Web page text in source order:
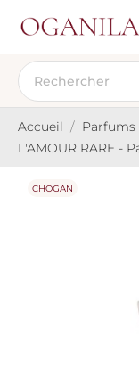
Accueil Parfums
L'AMOUR RARE -
CHOGAN